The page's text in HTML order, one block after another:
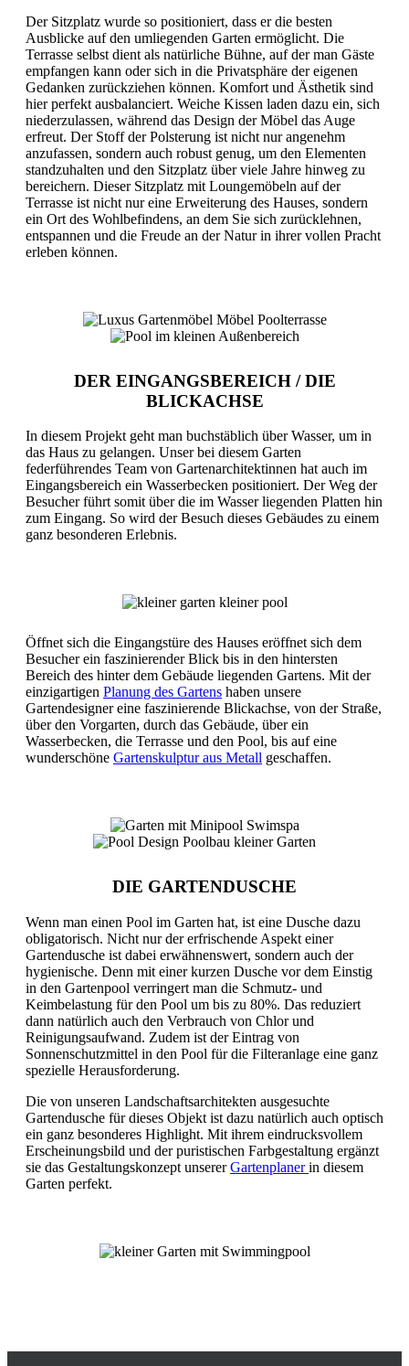
Der Sitzplatz wurde so positioniert, dass er die besten
Ausblicke auf den umliegenden Garten ermöglicht. Die
Terrasse selbst dient als natürliche Bühne, auf der man Gäste
empfangen kann oder sich in die Privatsphäre der eigenen
Gedanken zurückziehen können. Komfort und Ästhetik sind
hier perfekt ausbalanciert. Weiche Kissen laden dazu ein, sich
niederzulassen, während das Design der Möbel das Auge
erfreut. Der Stoff der Polsterung ist nicht nur angenehm
anzufassen, sondern auch robust genug, um den Elementen
standzuhalten und den Sitzplatz über viele Jahre hinweg zu
bereichern. Dieser Sitzplatz mit Loungemöbeln auf der
Terrasse ist nicht nur eine Erweiterung des Hauses, sondern
ein Ort des Wohlbefindens, an dem Sie sich zurücklehnen,
entspannen und die Freude an der Natur in ihrer vollen Pracht
erleben können.
DER EINGANGSBEREICH / DIE
BLICKACHSE
In diesem Projekt geht man buchstäblich über Wasser, um in
das Haus zu gelangen. Unser bei diesem Garten
federführendes Team von Gartenarchitektinnen hat auch im
Eingangsbereich ein Wasserbecken positioniert. Der Weg der
Besucher führt somit über die im Wasser liegenden Platten hin
zum Eingang. So wird der Besuch dieses Gebäudes zu einem
ganz besonderen Erlebnis.
Öffnet sich die Eingangstüre des Hauses eröffnet sich dem
Besucher ein faszinierender Blick bis in den hintersten
Bereich des hinter dem Gebäude liegenden Gartens. Mit der
einzigartigen Planung des Gartens haben unsere
Gartendesigner eine faszinierende Blickachse, von der Straße,
über den Vorgarten, durch das Gebäude, über ein
Wasserbecken, die Terrasse und den Pool, bis auf eine
wunderschöne Gartenskulptur aus Metall geschaffen.
DIE GARTENDUSCHE
Wenn man einen Pool im Garten hat, ist eine Dusche dazu
obligatorisch. Nicht nur der erfrischende Aspekt einer
Gartendusche ist dabei erwähnenswert, sondern auch der
hygienische. Denn mit einer kurzen Dusche vor dem Einstig
in den Gartenpool verringert man die Schmutz- und
Keimbelastung für den Pool um bis zu 80%. Das reduziert
dann natürlich auch den Verbrauch von Chlor und
Reinigungsaufwand. Zudem ist der Eintrag von
Sonnenschutzmittel in den Pool für die Filteranlage eine ganz
spezielle Herausforderung.
Die von unseren Landschaftsarchitekten ausgesuchte
Gartendusche für dieses Objekt ist dazu natürlich auch optisch
ein ganz besonderes Highlight. Mit ihrem eindrucksvollem
Erscheinungsbild und der puristischen Farbgestaltung ergänzt
sie das Gestaltungskonzept unsererGartenplanerin diesem
Garten perfekt.